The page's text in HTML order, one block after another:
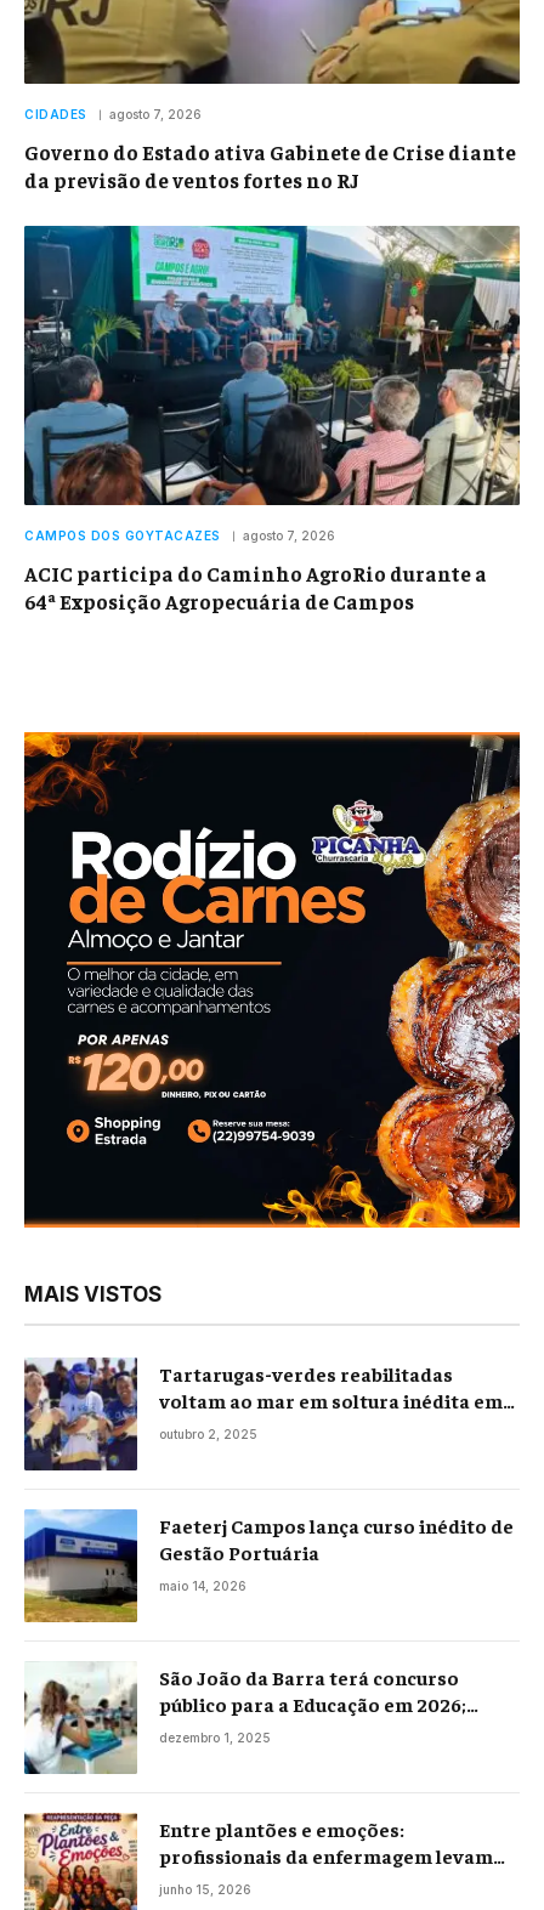
CIDADES agosto 7, 2026
Governo do Estado ativa Gabinete de Crise diante
da previsão de ventos fortes no RJ
CAMPOS DOS GOYTACAZES agosto 7, 2026
ACIC participa do Caminho AgroRio durante a
64ª Exposição Agropecuária de Campos
MAIS VISTOS
Tartarugas-verdes reabilitadas
voltam ao mar em soltura inédita em
Praia Seca
outubro 2, 2025
Faeterj Campos lança curso inédito de
Gestão Portuária
maio 14, 2026
São João da Barra terá concurso
público para a Educação em 2026;
projeto já está na Câmara
dezembro 1, 2025
Entre plantões e emoções:
profissionais da enfermagem levam
histórias reais ao palco em Campos
junho 15, 2026